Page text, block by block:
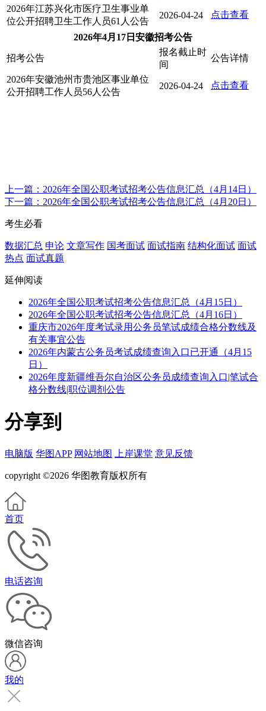
2026年江苏兴化市医疗卫生事业单
位公开招聘卫生工作人员61人公告
2026-04-24 点击查看
2026年4月17日安徽招考公告
招考公告
报名截止时
间
公告详情
2026年安徽池州市贵池区事业单位
公开招聘工作人员56人公告
2026-04-24 点击查看
上一篇：2026年全国公职考试招考公告信息汇总（4月14日）
下一篇：2026年全国公职考试招考公告信息汇总（4月20日）
考生必看
数据汇总 申论 文章写作 国考面试 面试指南 结构化面试 面试
热点 面试真题
延伸阅读
2026年全国公职考试招考公告信息汇总（4月15日）
2026年全国公职考试招考公告信息汇总（4月16日）
重庆市2026年度考试录用公务员笔试成绩合格分数线及
有关事宜公告
2026年内蒙古公务员考试成绩查询入口已开通（4月15
日）
2026年度新疆维吾尔自治区公务员成绩查询入口|笔试合
格分数线|职位调剂公告
分享到
电脑版 华图APP 网站地图 上岸课堂 意见反馈
copyright ©2026 华图教育版权所有
首页
电话咨询
微信咨询
我的